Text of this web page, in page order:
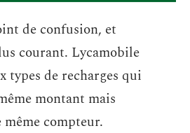
de confusion, et
courant. Lycamobile
types de recharges qui
montant mais
même compteur.